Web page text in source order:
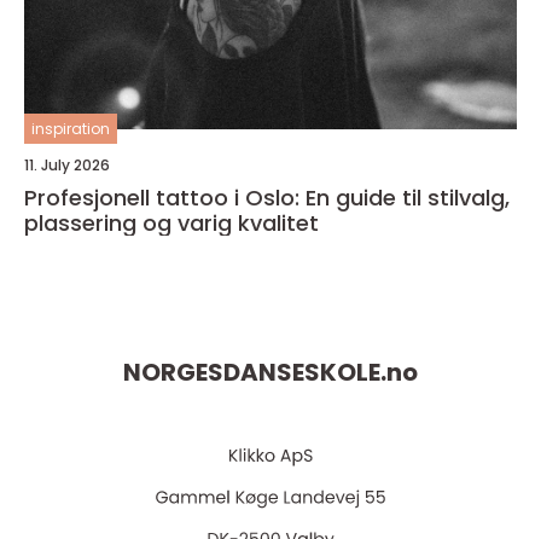
inspiration
11. July 2026
Profesjonell tattoo i Oslo: En guide til stilvalg,
plassering og varig kvalitet
NORGESDANSESKOLE.no